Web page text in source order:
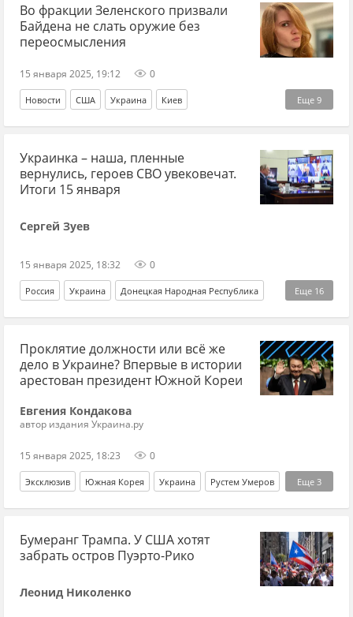
Эксклюзив
Во фракции Зеленского призвали
Байдена не слать оружие без
переосмысления
15 января 2025, 19:12 0
Еще 9
Новости США Украина Киев
Владимир Зеленский Джо Байден Марьяна Безуглая
Слуга народа Вооруженные силы Украины
Верховная Рада ВСУ военная помощь
Украинка – наша, пленные
вернулись, героев СВО увековечат.
Итоги 15 января
Сергей Зуев
15 января 2025, 18:32 0
Еще 16
Россия Украина Донецкая Народная Республика
Владимир Путин Дмитрий Песков Владимир Рогов
Вооруженные силы Украины Красная Армия
Верховная Рада ВСУ СВО ветераны
Джо Байден Владимир Зеленский
ДНР
Проклятие должности или всё же
дело в Украине? Впервые в истории
арестован президент Южной Кореи
Евгения Кондакова
автор издания Украина.ру
15 января 2025, 18:23 0
Еще 3
Эксклюзив Южная Корея Украина Рустем Умеров
Вооруженные силы Украины Ли Мен Бак арест
Бумеранг Трампа. У США хотят
забрать остров Пуэрто-Рико
Леонид Николенко